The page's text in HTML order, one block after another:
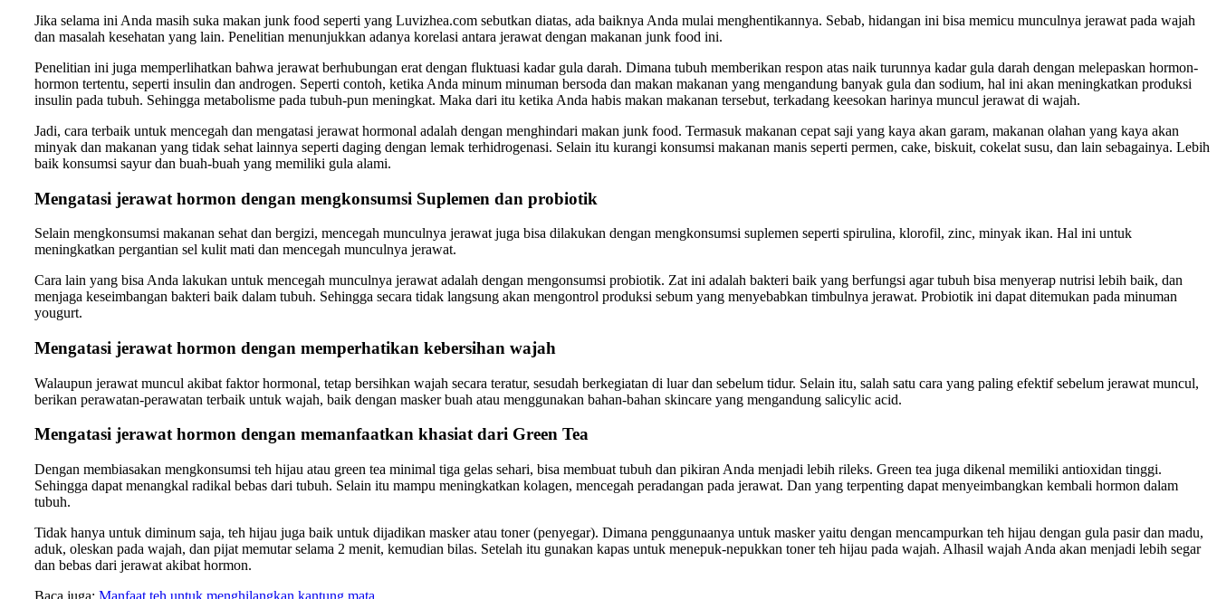
Jika selama ini Anda masih suka makan junk food seperti yang Luvizhea.com sebutkan diatas, ada baiknya Anda mulai menghentikannya. Sebab, hidangan ini bisa memicu munculnya jerawat pada wajah
dan masalah kesehatan yang lain. Penelitian menunjukkan adanya korelasi antara jerawat dengan makanan junk food ini.
Penelitian ini juga memperlihatkan bahwa jerawat berhubungan erat dengan fluktuasi kadar gula darah. Dimana tubuh memberikan respon atas naik turunnya kadar gula darah dengan melepaskan hormon-
hormon tertentu, seperti insulin dan androgen. Seperti contoh, ketika Anda minum minuman bersoda dan makan makanan yang mengandung banyak gula dan sodium, hal ini akan meningkatkan produksi
insulin pada tubuh. Sehingga metabolisme pada tubuh-pun meningkat. Maka dari itu ketika Anda habis makan makanan tersebut, terkadang keesokan harinya muncul jerawat di wajah.
Jadi, cara terbaik untuk mencegah dan mengatasi jerawat hormonal adalah dengan menghindari makan junk food. Termasuk makanan cepat saji yang kaya akan garam, makanan olahan yang kaya akan
minyak dan makanan yang tidak sehat lainnya seperti daging dengan lemak terhidrogenasi. Selain itu kurangi konsumsi makanan manis seperti permen, cake, biskuit, cokelat susu, dan lain sebagainya. Lebih
baik konsumsi sayur dan buah-buah yang memiliki gula alami.
Mengatasi jerawat hormon dengan mengkonsumsi Suplemen dan probiotik
Selain mengkonsumsi makanan sehat dan bergizi, mencegah munculnya jerawat juga bisa dilakukan dengan mengkonsumsi suplemen seperti spirulina, klorofil, zinc, minyak ikan. Hal ini untuk
meningkatkan pergantian sel kulit mati dan mencegah munculnya jerawat.
Cara lain yang bisa Anda lakukan untuk mencegah munculnya jerawat adalah dengan mengonsumsi probiotik. Zat ini adalah bakteri baik yang berfungsi agar tubuh bisa menyerap nutrisi lebih baik, dan
menjaga keseimbangan bakteri baik dalam tubuh. Sehingga secara tidak langsung akan mengontrol produksi sebum yang menyebabkan timbulnya jerawat. Probiotik ini dapat ditemukan pada minuman
yougurt.
Mengatasi jerawat hormon dengan memperhatikan kebersihan wajah
Walaupun jerawat muncul akibat faktor hormonal, tetap bersihkan wajah secara teratur, sesudah berkegiatan di luar dan sebelum tidur. Selain itu, salah satu cara yang paling efektif sebelum jerawat muncul,
berikan perawatan-perawatan terbaik untuk wajah, baik dengan masker buah atau menggunakan bahan-bahan skincare yang mengandung salicylic acid.
Mengatasi jerawat hormon dengan memanfaatkan khasiat dari Green Tea
Dengan membiasakan mengkonsumsi teh hijau atau green tea minimal tiga gelas sehari, bisa membuat tubuh dan pikiran Anda menjadi lebih rileks. Green tea juga dikenal memiliki antioxidan tinggi.
Sehingga dapat menangkal radikal bebas dari tubuh. Selain itu mampu meningkatkan kolagen, mencegah peradangan pada jerawat. Dan yang terpenting dapat menyeimbangkan kembali hormon dalam
tubuh.
Tidak hanya untuk diminum saja, teh hijau juga baik untuk dijadikan masker atau toner (penyegar). Dimana penggunaanya untuk masker yaitu dengan mencampurkan teh hijau dengan gula pasir dan madu,
aduk, oleskan pada wajah, dan pijat memutar selama 2 menit, kemudian bilas. Setelah itu gunakan kapas untuk menepuk-nepukkan toner teh hijau pada wajah. Alhasil wajah Anda akan menjadi lebih segar
dan bebas dari jerawat akibat hormon.